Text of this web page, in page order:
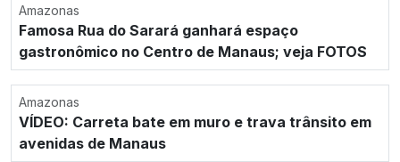
Amazonas
Famosa Rua do Sarará ganhará espaço
gastronômico no Centro de Manaus; veja FOTOS
Amazonas
VÍDEO: Carreta bate em muro e trava trânsito em
avenidas de Manaus